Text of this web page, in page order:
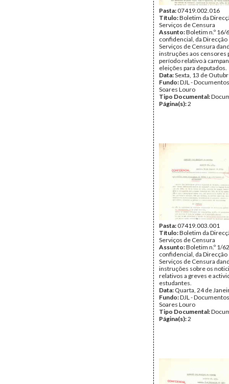
Pasta:07419.002.016
Título:Boletim da
Serviços de Censura
Assunto:Boletim n.º 16/
confidencial, da Direcção
Serviços de Censura
instruções aos censores
período relativo à
eleições para deputados.
Data:Sexta, 13 de
Fundo:DJL -
Soares Louro
Tipo Documental:
Página(s):2
Pasta:07419.003.001
Título:Boletim da
Serviços de Censura
Assunto:Boletim n.º 1/
confidencial, da Direcção
Serviços de Censura
instruções sobre os
relativos a greves e
estudantes.
Data: Quarta, 24 de
Fundo:DJL -
Soares Louro
Tipo Documental:
Página(s):2